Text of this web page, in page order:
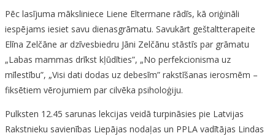
Pēc lasījuma māksliniece Liene Eltermane rādīs, kā oriģināli
iespējams iesiet savu dienasgrāmatu. Savukārt geštaltterapeite
Elīna Zelčāne ar dzīvesbiedru Jāni Zelčānu stāstīs par grāmatu
„Labas mammas drīkst kļūdīties”, „No perfekcionisma uz
mīlestību”, „Visi dati dodas uz debesīm” rakstīšanas ierosmēm –
fiksētiem vērojumiem par cilvēka psiholoģiju.
Pulksten 12.45 sarunas lekcijas veidā turpināsies pie Latvijas
Rakstnieku savienības Liepājas nodaļas un PPLA vadītājas Lindas